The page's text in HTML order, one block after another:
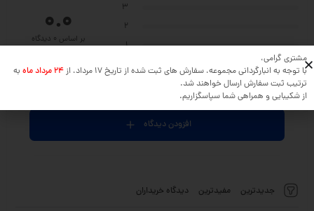
جدیدترین مفیدترین دیدگاه خریداران
3
2
1
0.0
بر اساس 0 دیدگاه
نظر خود را در مورد این محصول بنویسید ...
افزودن دیدگاه
مشتری گرامی،
با توجه به انبارگردانی مجموعه، سفارش های ثبت شده از تاریخ 17 مرداد، از
24 مرداد ماه
به
ترتیب ثبت سفارش ارسال خواهند شد.
از شکیبایی و همراهی شما سپاسگزاریم.